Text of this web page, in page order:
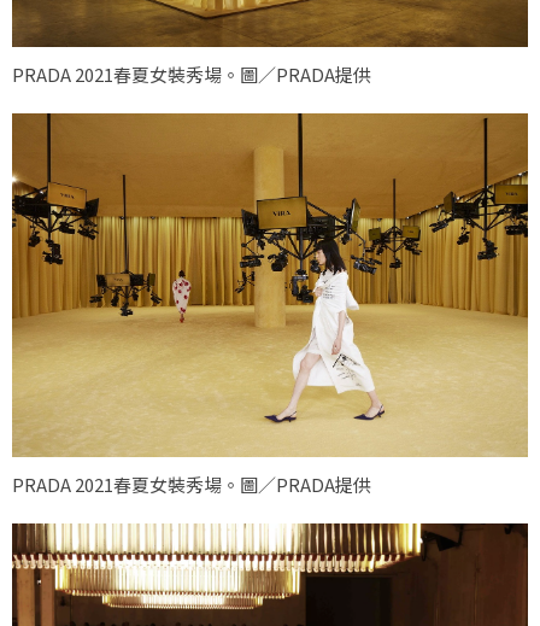
PRADA 2021春夏女裝秀場。圖／PRADA提供
PRADA 2021春夏女裝秀場。圖／PRADA提供